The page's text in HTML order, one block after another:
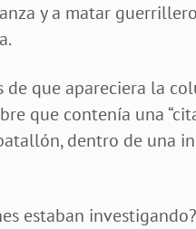
y a matar
de que apareciera la
que contenía una
dentro de una
estaban